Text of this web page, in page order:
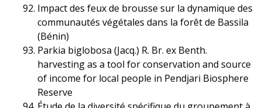
Impact des feux de brousse sur la dynamique des
communautés végétales dans la forêt de Bassila
(Bénin)
Parkia biglobosa (Jacq.) R. Br. ex Benth.
harvesting as a tool for conservation and source
of income for local people in Pendjari Biosphere
Reserve